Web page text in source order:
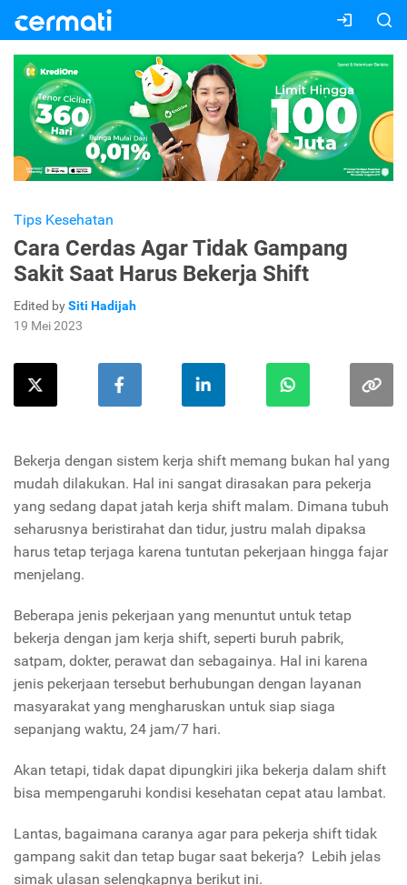
Tips Kesehatan
Cara Cerdas Agar Tidak Gampang
Sakit Saat Harus Bekerja Shift
Edited bySiti Hadijah
19 Mei 2023
Bekerja dengan sistem kerja shift memang bukan hal yang
mudah dilakukan. Hal ini sangat dirasakan para pekerja
yang sedang dapat jatah kerja shift malam. Dimana tubuh
seharusnya beristirahat dan tidur, justru malah dipaksa
harus tetap terjaga karena tuntutan pekerjaan hingga fajar
menjelang.
Beberapa jenis pekerjaan yang menuntut untuk tetap
bekerja dengan jam kerja shift, seperti buruh pabrik,
satpam, dokter, perawat dan sebagainya. Hal ini karena
jenis pekerjaan tersebut berhubungan dengan layanan
masyarakat yang mengharuskan untuk siap siaga
sepanjang waktu, 24 jam/7 hari.
Akan tetapi, tidak dapat dipungkiri jika bekerja dalam shift
bisa mempengaruhi kondisi kesehatan cepat atau lambat.
Lantas, bagaimana caranya agar para pekerja shift tidak
gampang sakit dan tetap bugar saat bekerja? Lebih jelas
simak ulasan selengkapnya berikut ini.